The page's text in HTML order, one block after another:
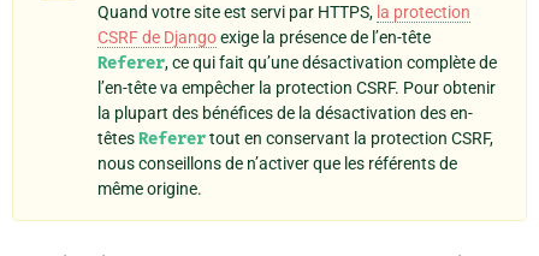
Quand votre site est servi par HTTPS, la protection
CSRF de Djangoexige la présence de l’en-tête
Referer, ce qui fait qu’une désactivation complète de
l’en-tête va empêcher la protection CSRF. Pour obtenir
la plupart des bénéfices de la désactivation des en-
têtesReferertout en conservant la protection CSRF,
nous conseillons de n’activer que les référents de
même origine.